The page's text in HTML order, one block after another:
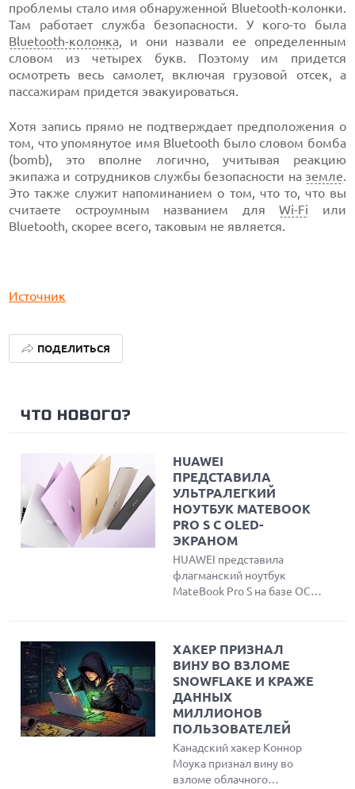
проблемы стало имя обнаруженной Bluetooth-колонки.
Там работает служба безопасности. У кого-то была
Bluetooth-колонка, и они назвали ее определенным
словом из четырех букв. Поэтому им придется
осмотреть весь самолет, включая грузовой отсек, а
пассажирам придется эвакуироваться.
Хотя запись прямо не подтверждает предположения о
том, что упомянутое имя Bluetooth было словом бомба
(bomb), это вполне логично, учитывая реакцию
экипажа и сотрудников службы безопасности на земле.
Это также служит напоминанием о том, что то, что вы
считаете остроумным названием дляWi-Fi или
Bluetooth, скорее всего, таковым не является.
Источник
ПОДЕЛИТЬСЯ
ЧТО НОВОГО?
HUAWEI
ПРЕДСТАВИЛА
УЛЬТРАЛЕГКИЙ
НОУТБУК MATEBOOK
PRO S С OLED-
ЭКРАНОМ
HUAWEI представила
флагманский ноутбук
MateBook Pro S на базе ОС
ультралегким корпусом
весом 798 г, ярким OLED-
дисплеем с частотой
обновления 120 Гц и
уникальным физическим
переключателем режима
конфиденциальности
Lingdun для защиты от
посторонних взглядов.
ХАКЕР ПРИЗНАЛ
ВИНУ ВО ВЗЛОМЕ
SNOWFLAKE И КРАЖЕ
ДАННЫХ
МИЛЛИОНОВ
ПОЛЬЗОВАТЕЛЕЙ
Канадский хакер Коннор
Моука признал вину во
взломе облачного